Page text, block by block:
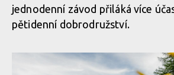
jednodenní závod přiláká více
pětidenní dobrodružství.